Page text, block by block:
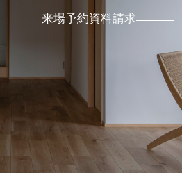
来場予約資料請求
くりの流 大和建設の家